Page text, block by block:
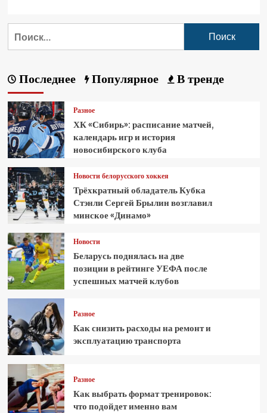
Последнее Популярное В тренде
Разное
ХК «Сибирь»: расписание матчей,
календарь игр и история
новосибирского клуба
Новости белорусского хоккея
Трёхкратный обладатель Кубка
Стэнли Сергей Брылин возглавил
минское «Динамо»
Новости
Беларусь поднялась на две
позиции в рейтинге УЕФА после
успешных матчей клубов
Разное
Как снизить расходы на ремонт и
эксплуатацию транспорта
Разное
Как выбрать формат тренировок:
что подойдет именно вам